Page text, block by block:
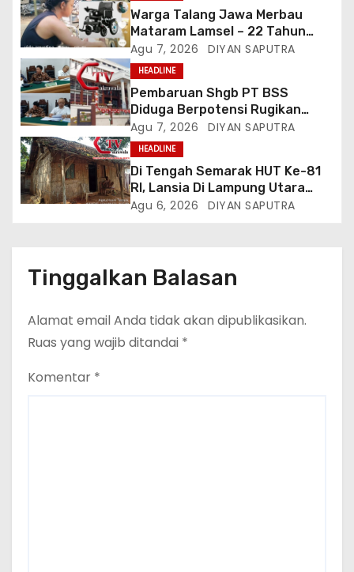
Warga Talang Jawa Merbau
Mataram Lamsel – 22 Tahun
Lumpuh Vina Agustina Viral Di
Tiktok Inginkan Kursi Roda
Listrik, Kepala Perwakilan
Provinsi Lampung Media
Cakrawala Tv Meminta Pemda
Lamsel Bertindak
Agu 7, 2026 DIYAN SAPUTRA
HEADLINE
Pembaruan Shgb PT BSS
Diduga Berpotensi Rugikan
Negara, Kementrian ATR/BPN Di
Gugat Di PTUN Jakarta
Agu 7, 2026 DIYAN SAPUTRA
HEADLINE
Di Tengah Semarak HUT Ke-81
RI, Lansia Di Lampung Utara
Hidup Memprihatinkan
Agu 6, 2026 DIYAN SAPUTRA
Tinggalkan Balasan
Alamat email Anda tidak akan dipublikasikan.
Ruas yang wajib ditandai *
Komentar *